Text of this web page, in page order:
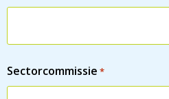
Sectorcommissie *